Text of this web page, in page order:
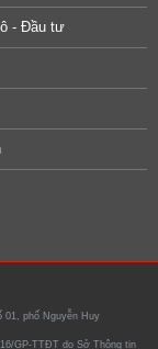
- Đầu tư
01, phố Nguyễn Huy
GP-TTĐT do Sở Thông tin